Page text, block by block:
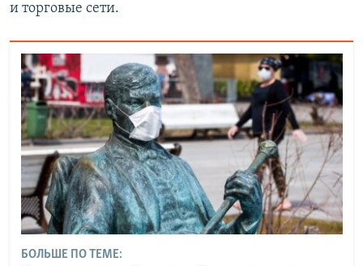
и торговые сети.
БОЛЬШЕ ПО ТЕМЕ: